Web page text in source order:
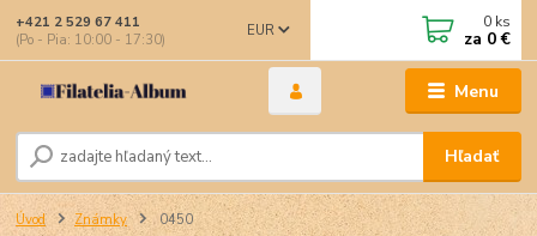
Menu
EUR
Hľadať
+421 2 529 67 411
(Po - Pia: 10:00 - 17:30)
0 ks
za 0 €
Úvod Známky 0450